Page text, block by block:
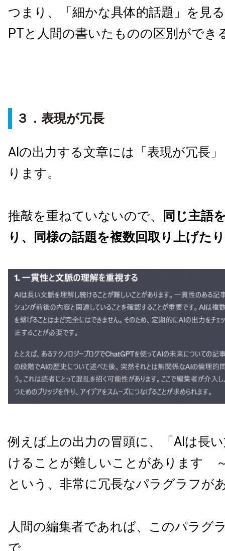
つまり、「細かな具体的話題」を見
PTと人間の書いたものの区別ができ
３．表現が冗長
AIの出力する文章には「表現が冗長
ります。
推敲を重ねていないので、
同じ主語
り、同様の話題を複数回取り上げたり
例えば上の出力の冒頭に、「AIは長
けることが難しいことがあります
という、非常に冗長なパラグラフが
人間の編集者であれば、このパラグ
で